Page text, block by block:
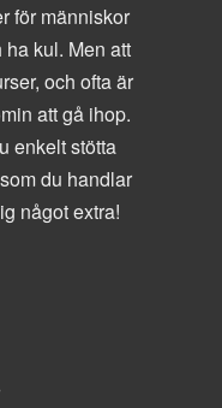
för människor
kul. Men att
och ofta är
att gå ihop.
enkelt stötta
du handlar
något extra!